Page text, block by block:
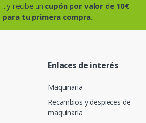
...y recibe un cupón por valor de 10€
para tu primera compra.
Enlaces de interés
Maquinaria
Recambios y despieces de
maquinaria